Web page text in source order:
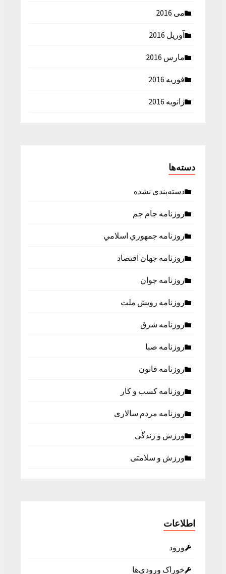
می 2016
آوریل 2016
مارس 2016
فوریه 2016
ژانویه 2016
دسته‌ها
دسته‌بندی نشده
روزنامه جام جم
روزنامه جمهوري اسلامي
روزنامه جهان اقتصاد
روزنامه جوان
روزنامه رویش ملت
روزنامه شرق
روزنامه صبا
روزنامه قانون
روزنامه كسب و كار
روزنامه مردم سالاری
ورزش و زندگی
ورزش و سلامتی
اطلاعات
ورود
خوراک ورودی‌ها